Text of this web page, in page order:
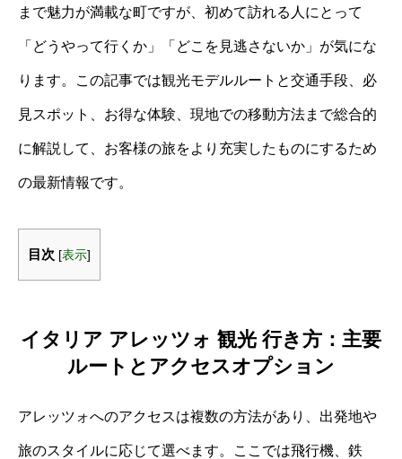
まで魅力が満載な町ですが、初めて訪れる人にとって
「どうやって行くか」「どこを見逃さないか」が気にな
ります。この記事では観光モデルルートと交通手段、必
見スポット、お得な体験、現地での移動方法まで総合的
に解説して、お客様の旅をより充実したものにするため
の最新情報です。
目次 [表示]
イタリア アレッツォ 観光 行き方：主要
ルートとアクセスオプション
アレッツォへのアクセスは複数の方法があり、出発地や
旅のスタイルに応じて選べます。ここでは飛行機、鉄